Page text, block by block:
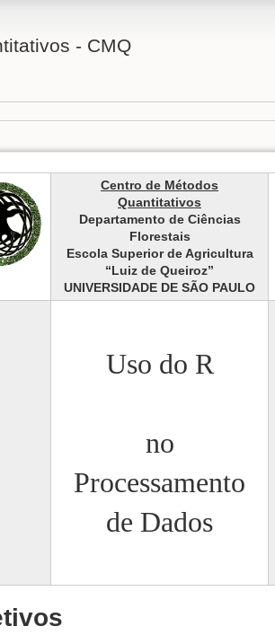
- CMQ
Centro de Métodos
Quantitativos
Departamento de Ciências
Florestais
Escola Superior de Agricultura
“Luiz de Queiroz”
UNIVERSIDADE DE SÃO PAULO
Uso do R
no
Processamento
de Dados